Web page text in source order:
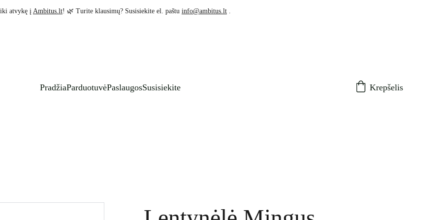
atvykę į Ambitus.lt! 🌿 Turite klausimų? Susisiekite el. paštu info@ambitus.lt .
PradžiaParduotuvėPaslaugosSusisiekite Krepšelis